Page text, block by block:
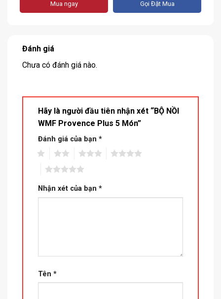
Mua ngay Gọi Đặt Mua
Đánh giá
Chưa có đánh giá nào.
Hãy là người đầu tiên nhận xét “BỘ NỒI
WMF Provence Plus 5 Món”
Đánh giá của bạn *
Nhận xét của bạn *
Tên *